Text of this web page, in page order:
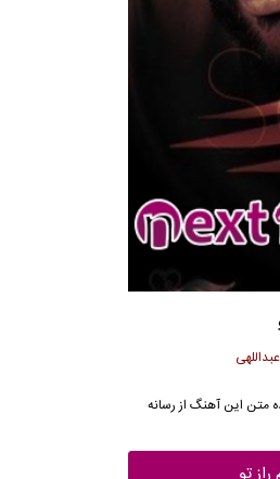
۳۲۰ و مشاهده متن این آهنگ از رسانه
تو